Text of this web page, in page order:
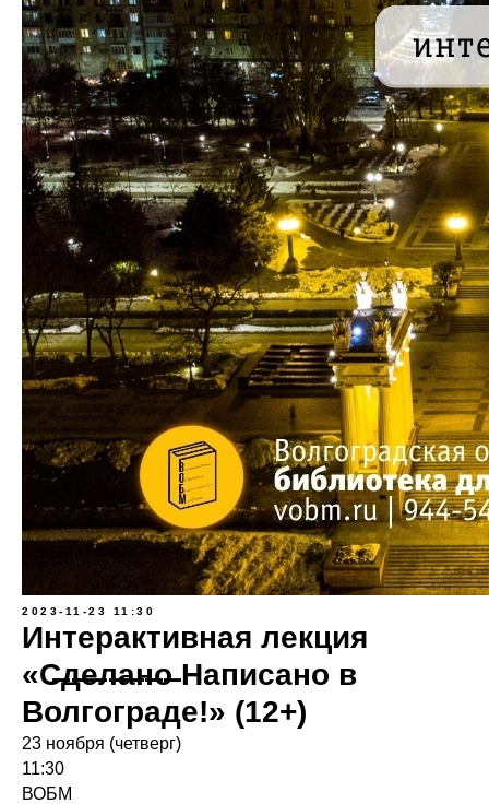
2023-11-23 11:30
Интерактивная лекция
«С̶д̶е̶л̶а̶н̶о̶ Написано в
Волгограде!» (12+)
23 ноября (четверг)
11:30
ВОБМ